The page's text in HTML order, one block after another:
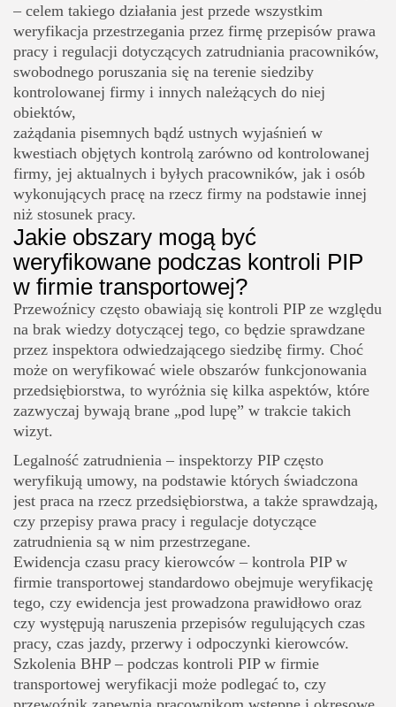
– celem takiego działania jest przede wszystkim
weryfikacja przestrzegania przez firmę przepisów prawa
pracy i regulacji dotyczących zatrudniania pracowników,
swobodnego poruszania się na terenie siedziby
kontrolowanej firmy i innych należących do niej
obiektów,
zażądania pisemnych bądź ustnych wyjaśnień w
kwestiach objętych kontrolą zarówno od kontrolowanej
firmy, jej aktualnych i byłych pracowników, jak i osób
wykonujących pracę na rzecz firmy na podstawie innej
niż stosunek pracy.
Jakie obszary mogą być
weryfikowane podczas kontroli PIP
w firmie transportowej?
Przewoźnicy często obawiają się kontroli PIP ze względu
na brak wiedzy dotyczącej tego, co będzie sprawdzane
przez inspektora odwiedzającego siedzibę firmy. Choć
może on weryfikować wiele obszarów funkcjonowania
przedsiębiorstwa, to wyróżnia się kilka aspektów, które
zazwyczaj bywają brane „pod lupę” w trakcie takich
wizyt.
Legalność zatrudnienia – inspektorzy PIP często
weryfikują umowy, na podstawie których świadczona
jest praca na rzecz przedsiębiorstwa, a także sprawdzają,
czy przepisy prawa pracy i regulacje dotyczące
zatrudnienia są w nim przestrzegane.
Ewidencja czasu pracy kierowców – kontrola PIP w
firmie transportowej standardowo obejmuje weryfikację
tego, czy ewidencja jest prowadzona prawidłowo oraz
czy występują naruszenia przepisów regulujących czas
pracy, czas jazdy, przerwy i odpoczynki kierowców.
Szkolenia BHP– podczas kontroli PIP w firmie
transportowej weryfikacji może podlegać to, czy